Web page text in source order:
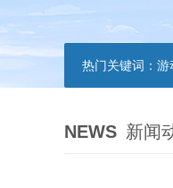
热门关键词： 游
NEWS 新闻